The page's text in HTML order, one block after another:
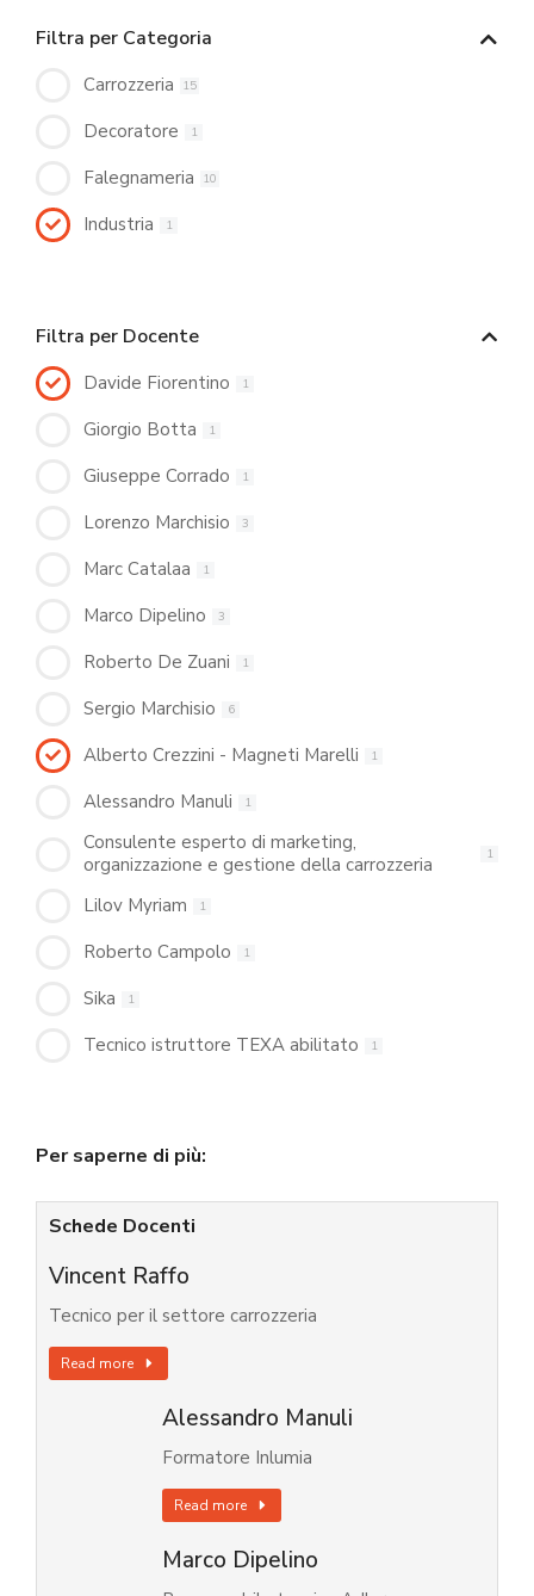
Filtra per Categoria
Carrozzeria 15
Decoratore 1
Falegnameria 10
Industria 1
Filtra per Docente
Davide Fiorentino 1
Giorgio Botta 1
Giuseppe Corrado 1
Lorenzo Marchisio 3
Marc Catalaa 1
Marco Dipelino 3
Roberto De Zuani 1
Sergio Marchisio 6
Alberto Crezzini - Magneti Marelli 1
Alessandro Manuli 1
Consulente esperto di marketing,
organizzazione e gestione della carrozzeria
1
Lilov Myriam 1
Roberto Campolo 1
Sika 1
Tecnico istruttore TEXA abilitato 1
Per saperne di più:
Schede Docenti
Vincent Raffo
Tecnico per il settore carrozzeria
Read more
Alessandro Manuli
Formatore Inlumia
Read more
Marco Dipelino